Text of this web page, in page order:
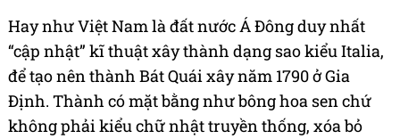
Hay như Việt Nam là đất nước Á Đông duy nhất
“cập nhật” kĩ thuật xây thành dạng sao kiểu Italia,
để tạo nên thành Bát Quái xây năm 1790 ở Gia
Định. Thành có mặt bằng như bông hoa sen chứ
không phải kiểu chữ nhật truyền thống, xóa bỏ